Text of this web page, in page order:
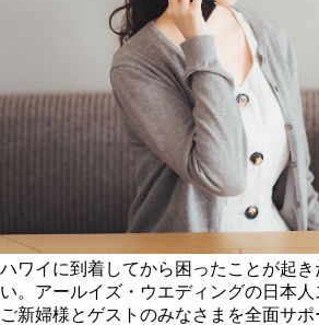
ハワイに到着してから困ったことが起
い。アールイズ・ウエディングの日本人
ご新婦様とゲストのみなさまを全面サポ